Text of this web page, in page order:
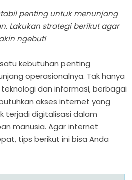
penting untuk menunjang
Lakukan strategi berikut agar
ngebut!
kebutuhan penting
operasionalnya. Tak hanya
dan informasi, berbagai
akses internet yang
terjadi digitalisasi dalam
manusia. Agar internet
tips berikut ini bisa Anda